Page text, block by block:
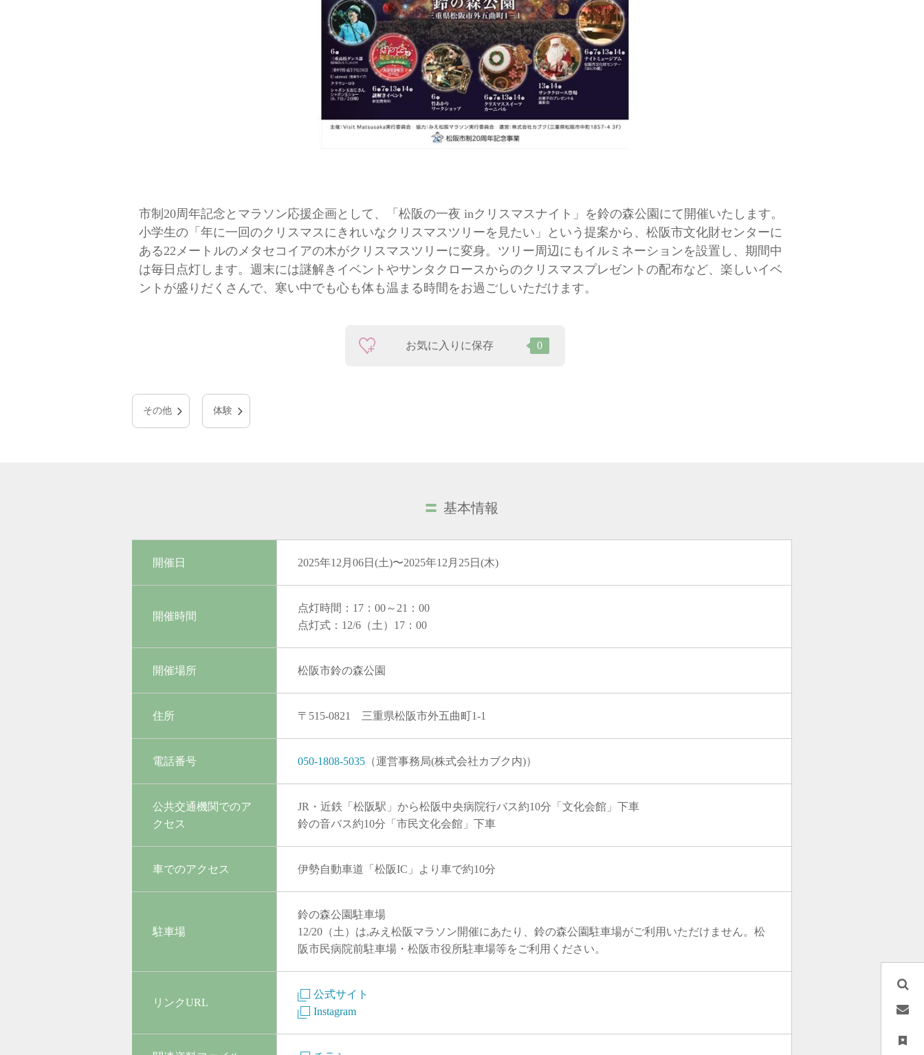
市制20周年記念とマラソン応援企画として、「松阪の一夜 inクリスマスナイト」を鈴の森公園にて開催いたします。
小学生の「年に一回のクリスマスにきれいなクリスマスツリーを見たい」という提案から、松阪市文化財センターに
ある22メートルのメタセコイアの木がクリスマスツリーに変身。ツリー周辺にもイルミネーションを設置し、期間中
は毎日点灯します。週末には謎解きイベントやサンタクロースからのクリスマスプレゼントの配布など、楽しいイベ
ントが盛りだくさんで、寒い中でも心も体も温まる時間をお過ごしいただけます。
お気に入りに保存 0
その他 体験
基本情報
開催日 2025年12月06日(土)〜2025年12月25日(木)
開催時間
点灯時間：17：00～21：00
点灯式：12/6（土）17：00
開催場所 松阪市鈴の森公園
住所 〒515-0821 三重県松阪市外五曲町1-1
電話番号 050-1808-5035 （運営事務局(株式会社カブク内)）
公共交通機関でのア
クセス
JR・近鉄「松阪駅」から松阪中央病院行バス約10分「文化会館」下車
鈴の音バス約10分「市民文化会館」下車
車でのアクセス 伊勢自動車道「松阪IC」より車で約10分
駐車場
鈴の森公園駐車場
12/20（土）は,みえ松阪マラソン開催にあたり、鈴の森公園駐車場がご利用いただけません。松
阪市民病院前駐車場・松阪市役所駐車場等をご利用ください。
リンクURL
公式サイト
Instagram